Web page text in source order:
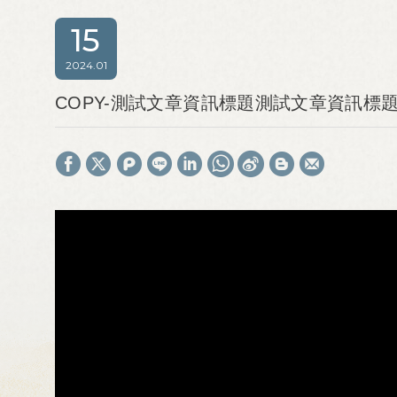
15
01
2024
COPY-測試文章資訊標題測試文章資訊標